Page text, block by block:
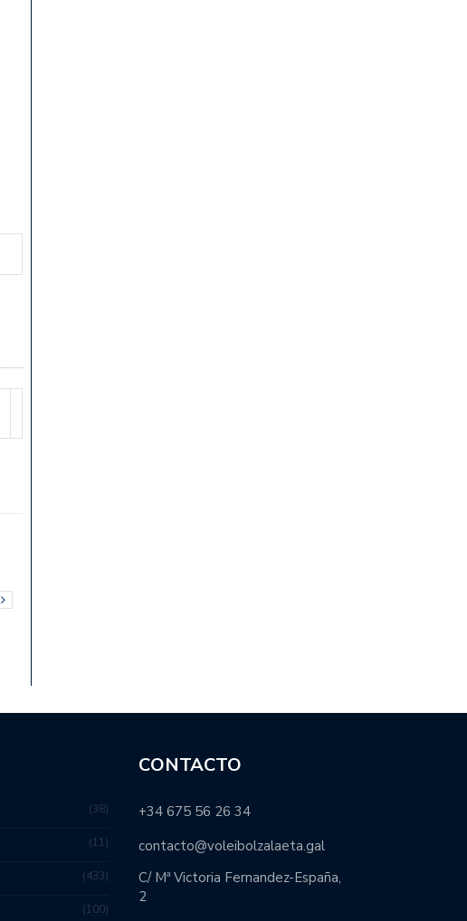
38
11
433
100
CONTACTO
+34 675 56 26 34
contacto@voleibolzalaeta.gal
C/ Mª Victoria Fernandez-España,
2